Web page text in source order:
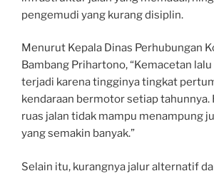
pengemudi yang kurang disiplin.
Menurut Kepala Dinas Perhubungan
Bambang Prihartono, “Kemacetan
terjadi karena tingginya tingkat
kendaraan bermotor setiap tahunnya.
ruas jalan tidak mampu menampung
yang semakin banyak.”
Selain itu, kurangnya jalur alternatif